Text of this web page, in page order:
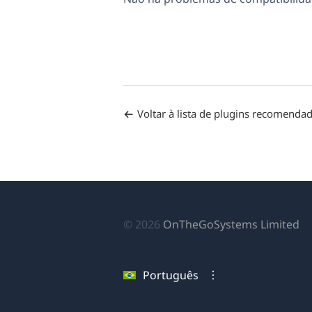
Voltar à lista de plugins
© 2026 OnTheGoSystems Limited
Português